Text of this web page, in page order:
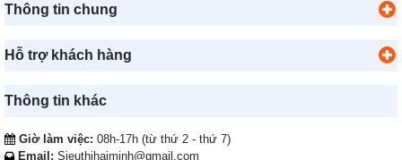
Thông tin chung
Hỗ trợ khách hàng
Thông tin khác
Giờ làm việc: 08h-17h (từ thứ 2 - thứ 7)
Email: Sieuthihaiminh@gmail.com